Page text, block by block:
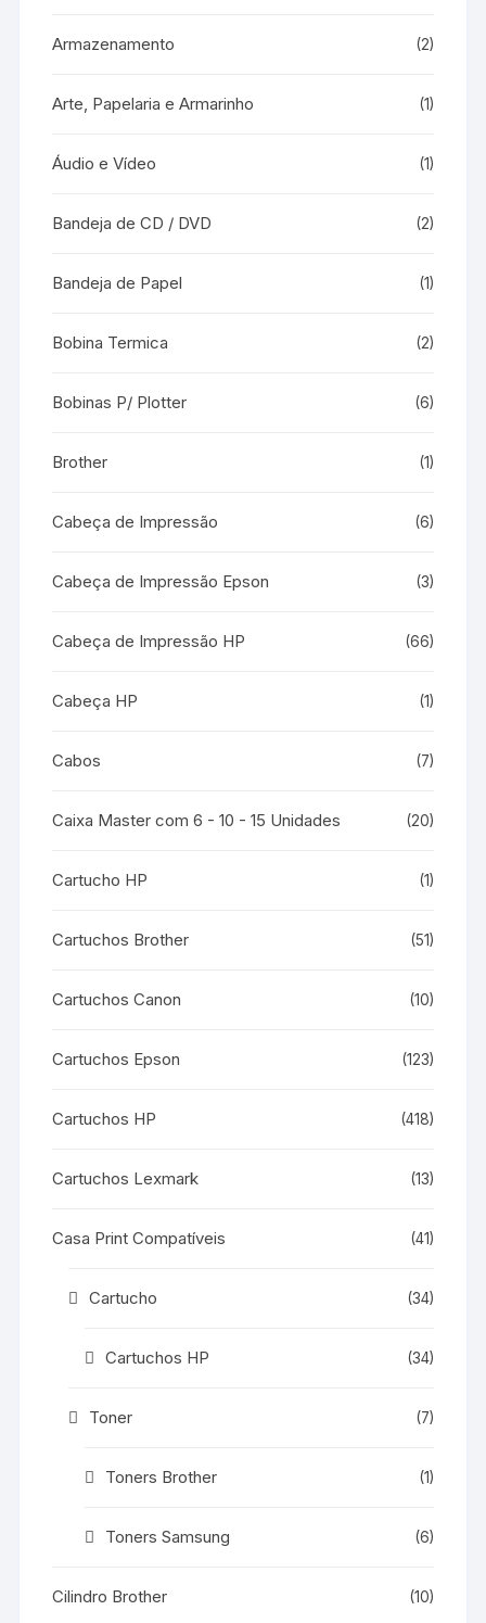
Armazenamento (2)
Arte, Papelaria e Armarinho (1)
Áudio e Vídeo (1)
Bandeja de CD / DVD (2)
Bandeja de Papel (1)
Bobina Termica (2)
Bobinas P/ Plotter (6)
Brother (1)
Cabeça de Impressão (6)
Cabeça de Impressão Epson (3)
Cabeça de Impressão HP (66)
Cabeça HP (1)
Cabos (7)
Caixa Master com 6 - 10 - 15 Unidades (20)
Cartucho HP (1)
Cartuchos Brother (51)
Cartuchos Canon (10)
Cartuchos Epson (123)
Cartuchos HP (418)
Cartuchos Lexmark (13)
Casa Print Compatíveis (41)
Cartucho (34)
Cartuchos HP (34)
Toner (7)
Toners Brother (1)
Toners Samsung (6)
Cilindro Brother (10)